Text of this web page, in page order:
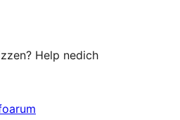
Help nedich